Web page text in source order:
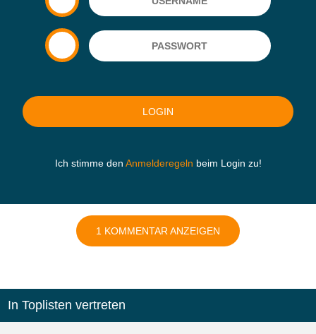
Ich stimme den Anmelderegeln beim Login zu!
1 KOMMENTAR ANZEIGEN
In Toplisten vertreten